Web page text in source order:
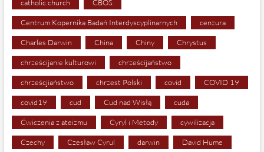
catholic church CBOS
Centrum Kopernika Badań Interdyscyplinarnych cenzura
Charles Darwin China Chiny Chrystus
chrześcijanie kulturowi chrześcijaństwo
chrześcjiaństwo chrzest Polski covid COVID 19
covid19 cud Cud nad Wisłą cuda
Ćwiczenia z ateizmu Cyryl i Metody cywilizacja
Czechy Czesław Cyrul darwin David Hume